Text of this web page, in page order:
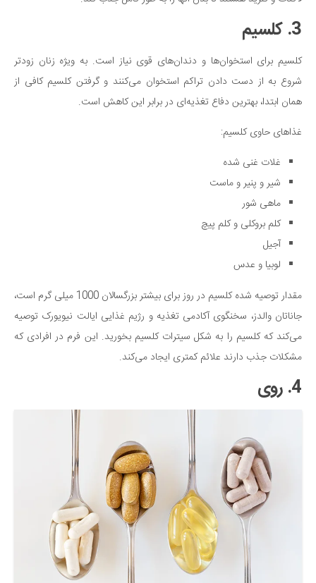
3. کلسیم
کلسیم برای استخوان‌ها و دندان‌های قوی نیاز است. به ویژه زنان زودتر
شروع به از دست دادن تراکم استخوان می‌کنند و گرفتن کلسیم کافی از
همان ابتدا، بهترین دفاع تغذیه‌ای در برابر این کاهش است.
غذاهای حاوی کلسیم:
غلات غنی شده
شیر و پنیر و ماست
ماهی شور
کلم بروکلی و کلم پیچ
آجیل
لوبیا و عدس
مقدار توصیه شده کلسیم در روز برای بیشتر بزرگسالان 1000 میلی گرم است،
جاناتان والدز، سخنگوی آکادمی تغذیه و رژیم غذایی ایالت نیویورک توصیه
می‌کند که کلسیم را به شکل سیترات کلسیم بخورید. این فرم در افرادی که
مشکلات جذب دارند علائم کمتری ایجاد می‌کند.
4. روی